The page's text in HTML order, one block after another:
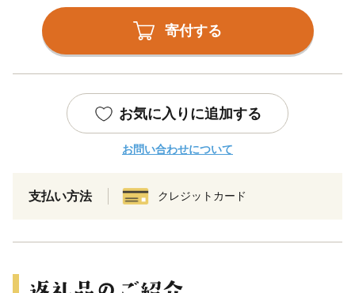
寄付する
お気に入りに追加する
お問い合わせについて
支払い方法 クレジットカード